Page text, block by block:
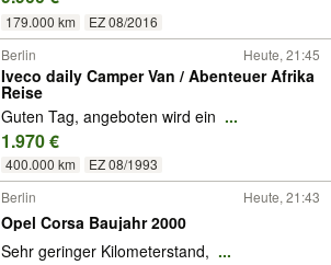
179.000 km EZ 08/2016
Berlin Heute, 21:45
Iveco daily Camper Van / Abenteuer Afrika
Reise
Guten Tag, angeboten wird ein ...
1.970 €
400.000 km EZ 08/1993
Berlin Heute, 21:43
Opel Corsa Baujahr 2000
Sehr geringer Kilometerstand, ...